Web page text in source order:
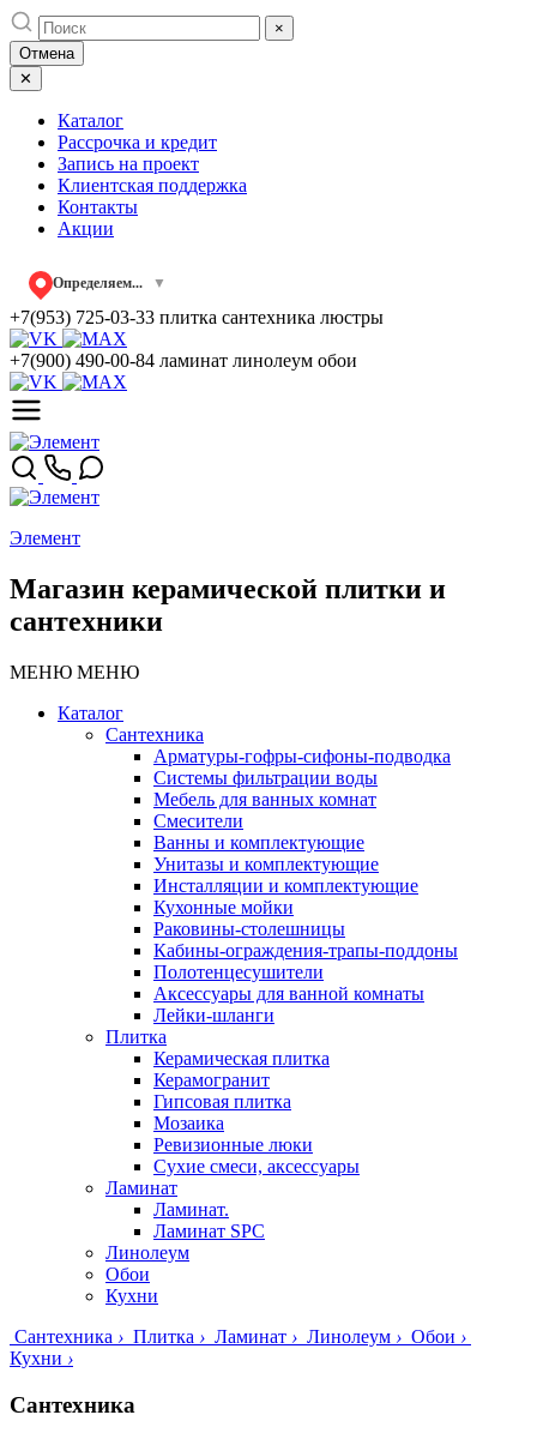
Skip
to
content
×
Отмена
✕
Каталог
Рассрочка и кредит
Запись на проект
Клиентская поддержка
Контакты
Акции
Определяем... ▼
+7(953) 725-03-33 плитка сантехника люстры
+7(900) 490-00-84 ламинат линолеум обои
Элемент
Магазин керамической плитки и
сантехники
МЕНЮ МЕНЮ
Каталог
Сантехника
Арматуры-гофры-сифоны-подводка
Системы фильтрации воды
Мебель для ванных комнат
Смесители
Ванны и комплектующие
Унитазы и комплектующие
Инсталляции и комплектующие
Кухонные мойки
Раковины-столешницы
Кабины-ограждения-трапы-поддоны
Полотенцесушители
Аксессуары для ванной комнаты
Лейки-шланги
Плитка
Керамическая плитка
Керамогранит
Гипсовая плитка
Мозаика
Ревизионные люки
Сухие смеси, аксессуары
Ламинат
Ламинат.
Ламинат SPC
Линолеум
Обои
Кухни
Сантехника › Плитка › Ламинат › Линолеум › Обои ›
Кухни ›
Сантехника